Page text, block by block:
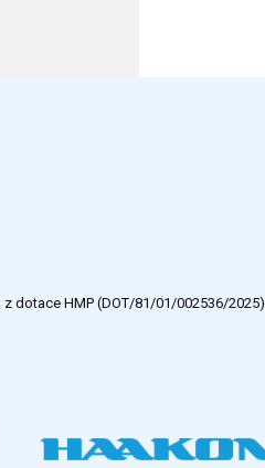
dotace HMP (DOT/81/01/002536/2025).